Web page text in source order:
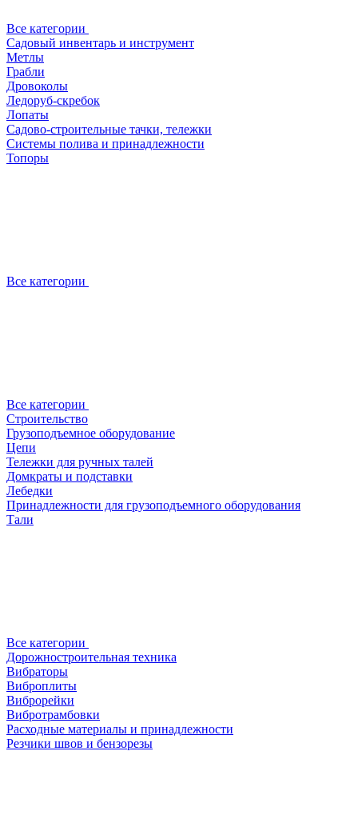
Все категории
Садовый инвентарь и инструмент
Метлы
Грабли
Дровоколы
Ледоруб-скребок
Лопаты
Садово-строительные тачки, тележки
Системы полива и принадлежности
Топоры
Все категории
Все категории
Строительство
Грузоподъемное оборудование
Цепи
Тележки для ручных талей
Домкраты и подставки
Лебедки
Принадлежности для грузоподъемного оборудования
Тали
Все категории
Дорожностроительная техника
Вибраторы
Виброплиты
Виброрейки
Вибротрамбовки
Расходные материалы и принадлежности
Резчики швов и бензорезы